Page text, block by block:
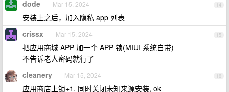
14
dode Mar 15, 2024
安装上之后，加入隐私 app 列表
15
crissx Mar 15, 2024
把应用商城 APP 加一个 APP 锁(MIUI 系统自带)
不告诉老人密码就行了
16
cleanery Mar 15, 2024
应用商店上锁+1, 同时关闭未知来源安装, ok